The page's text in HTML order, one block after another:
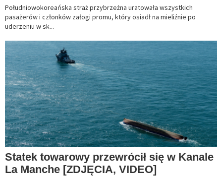
Południowokoreańska straż przybrzeżna uratowała wszystkich
pasażerów i członków załogi promu, który osiadł na mieliźnie po
uderzeniu w sk...
Statek towarowy przewrócił się w Kanale
La Manche [ZDJĘCIA, VIDEO]